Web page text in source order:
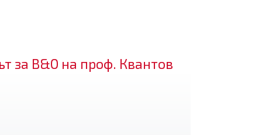
за В&О на проф. Квантов